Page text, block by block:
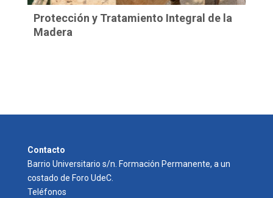
Protección y Tratamiento Integral de la
Madera
Contacto
Barrio Universitario s/n. Formación Permanente, a un
costado de Foro UdeC.
Teléfonos